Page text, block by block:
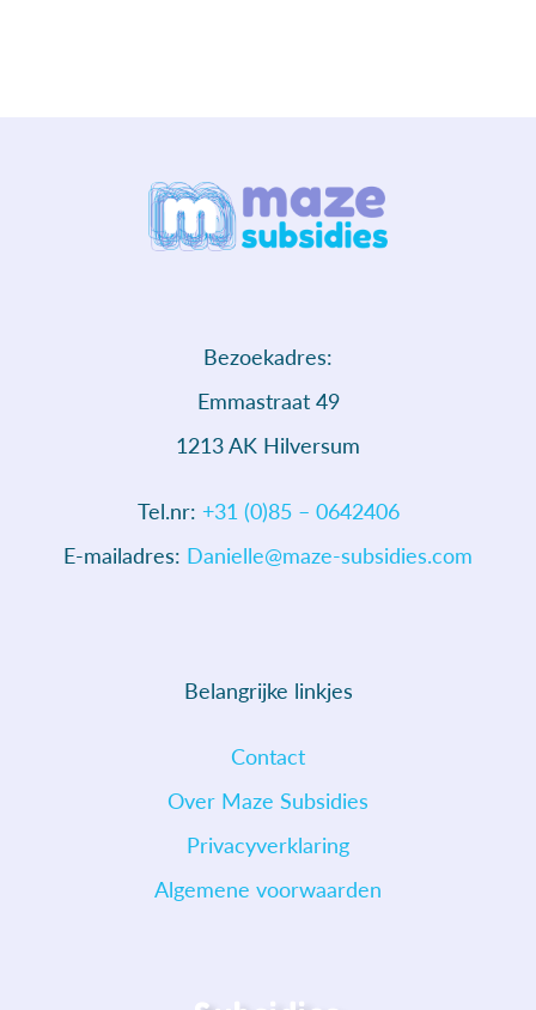
Bezoekadres:
Emmastraat 49
1213 AK Hilversum
Tel.nr: +31 (0)85 – 0642406
E-mailadres: Danielle@maze-subsidies.com
Belangrijke linkjes
Contact
Over Maze Subsidies
Privacyverklaring
Algemene voorwaarden